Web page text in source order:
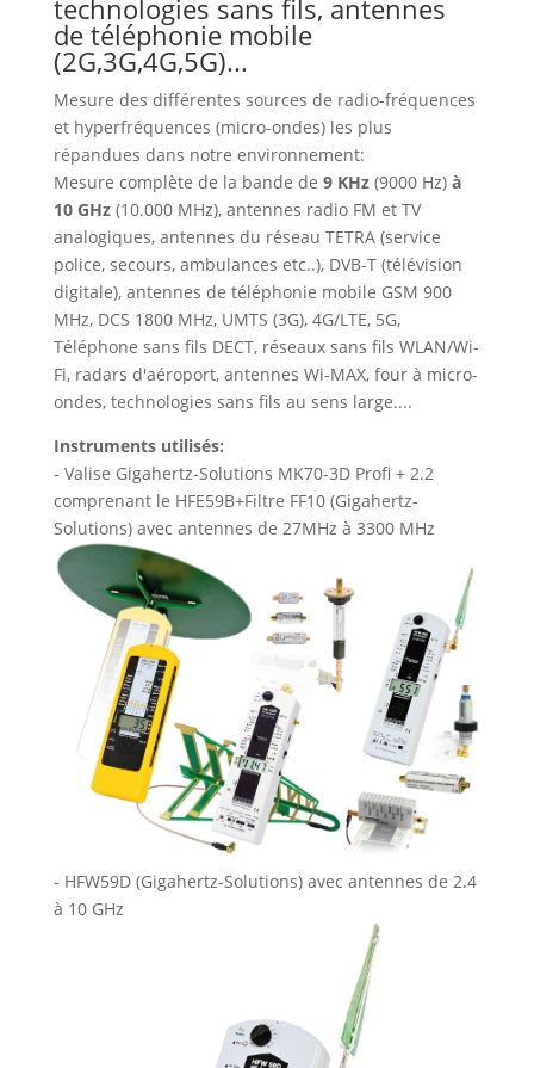
technologies sans fils, antennes
de téléphonie mobile
(2G,3G,4G,5G)...
Mesure des différentes sources de radio-fréquences
et hyperfréquences (micro-ondes) les plus
répandues dans notre environnement:
Mesure complète de la bande de 9 KHz (9000 Hz)à
10 GHz (10.000 MHz), antennes radio FM et TV
analogiques, antennes du réseau TETRA (service
police, secours, ambulances etc..), DVB-T (télévision
digitale), antennes de téléphonie mobile GSM 900
MHz, DCS 1800 MHz, UMTS (3G), 4G/LTE, 5G,
Téléphone sans fils DECT, réseaux sans fils WLAN/Wi-
Fi, radars d'aéroport, antennes Wi-MAX, four à micro-
ondes, technologies sans fils au sens large....
Instruments utilisés:
- Valise Gigahertz-Solutions MK70-3D Profi + 2.2
comprenant le HFE59B+Filtre FF10 (Gigahertz-
Solutions) avec antennes de 27MHz à 3300 MHz
- HFW59D (Gigahertz-Solutions) avec antennes de 2.4
à 10 GHz